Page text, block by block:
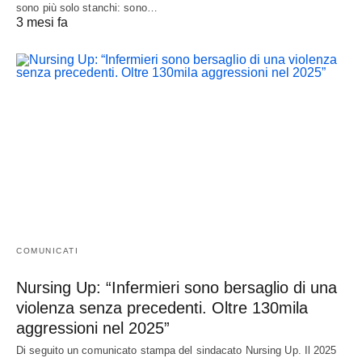
sono più solo stanchi: sono…
3 mesi fa
COMUNICATI
Nursing Up: “Infermieri sono bersaglio di una
violenza senza precedenti. Oltre 130mila
aggressioni nel 2025”
Di seguito un comunicato stampa del sindacato Nursing Up. Il 2025